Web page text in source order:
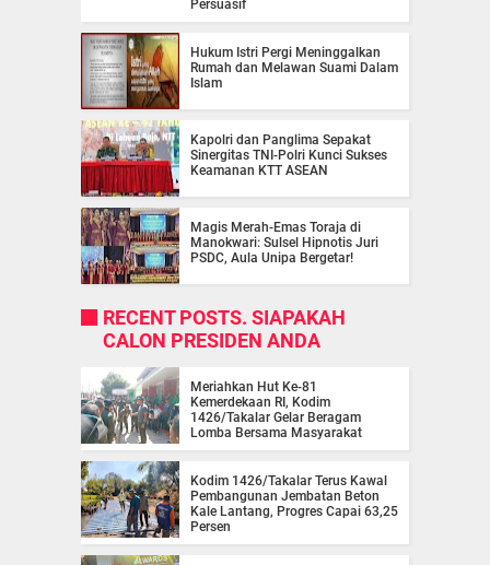
Persuasif
Hukum Istri Pergi Meninggalkan
Rumah dan Melawan Suami Dalam
Islam
Kapolri dan Panglima Sepakat
Sinergitas TNI-Polri Kunci Sukses
Keamanan KTT ASEAN
Magis Merah-Emas Toraja di
Manokwari: Sulsel Hipnotis Juri
PSDC, Aula Unipa Bergetar!
RECENT POSTS. SIAPAKAH
CALON PRESIDEN ANDA
Meriahkan Hut Ke-81
Kemerdekaan RI, Kodim
1426/Takalar Gelar Beragam
Lomba Bersama Masyarakat
Kodim 1426/Takalar Terus Kawal
Pembangunan Jembatan Beton
Kale Lantang, Progres Capai 63,25
Persen